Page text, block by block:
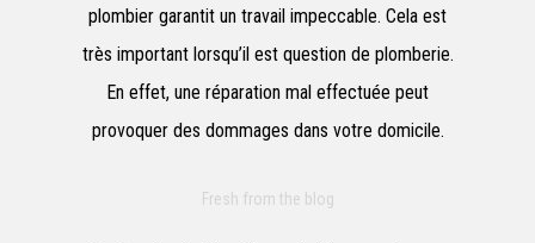
plombier garantit un travail impeccable. Cela est
très important lorsqu’il est question de plomberie.
En effet, une réparation mal effectuée peut
provoquer des dommages dans votre domicile.
Fresh from the blog